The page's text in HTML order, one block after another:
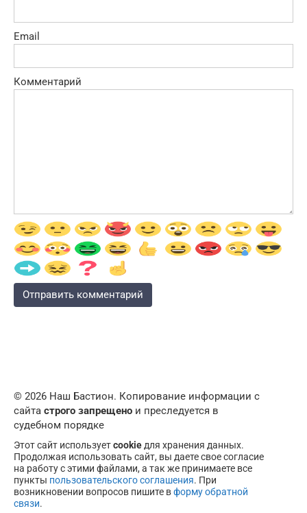
Email
Комментарий
© 2026 Наш Бастион. Копирование информации с
сайта строго запрещено и преследуется в
судебном порядке
Этот сайт используетcookie для хранения данных.
Продолжая использовать сайт, вы даете свое согласие
на работу с этими файлами, а так же принимаете все
пункты пользовательского соглашения. При
возникновении вопросов пишите вформу обратной
связи.